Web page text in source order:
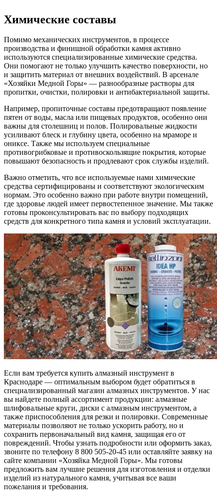
Химические составы
Помимо механических инструментов, в процессе
производства и финишной обработки камня активно
используются специализированные химические средства.
Они помогают не только улучшить качество поверхности, но
и защитить материал от внешних воздействий. В арсенале
«Хозяйки Медной Горы» — разнообразные растворы для
пропитки, очистки, полировки и антибактериальной защиты.
Например, пропиточные составы предотвращают появление
пятен от воды, масла или пищевых продуктов, особенно они
важны для столешниц и полов. Полировальные жидкости
усиливают блеск и глубину цвета, особенно на мраморе и
ониксе. Также мы используем специальные
противогрибковые и противоскользящие покрытия, которые
повышают безопасность и продлевают срок службы изделий.
Важно отметить, что все используемые нами химические
средства сертифицированы и соответствуют экологическим
нормам. Это особенно важно при работе внутри помещений,
где здоровье людей имеет первостепенное значение. Мы также
готовы проконсультировать вас по выбору подходящих
средств для конкретного типа камня и условий эксплуатации.
Если вам требуется купить алмазный инструмент в
Краснодаре — оптимальным выбором будет обратиться в
специализированный магазин алмазных инструментов. У нас
вы найдете полный ассортимент продукции: алмазные
шлифовальные круги, диски с алмазным инструментом, а
также приспособления для резки и полировки. Современные
материалы позволяют не только ускорить работу, но и
сохранить первоначальный вид камня, защищая его от
повреждений. Чтобы узнать подробности или оформить заказ,
звоните по телефону 8 800 505-20-45 или оставляйте заявку на
сайте компании «Хозяйка Медной Горы». Мы готовы
предложить вам лучшие решения для изготовления и отделки
изделий из натурального камня, учитывая все ваши
пожелания и требования.